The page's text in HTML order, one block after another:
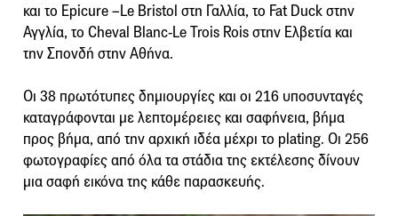
και το Epicure –Le Bristol στη Γαλλία, το Fat Duck στην
Αγγλία, το Cheval Blanc-Le Trois Rois στην Ελβετία και
την Σπονδή στην Αθήνα.
Οι 38 πρωτότυπες δημιουργίες και οι 216 υποσυνταγές
καταγράφονται με λεπτομέρειες και σαφήνεια, βήμα
προς βήμα, από την αρχική ιδέα μέχρι το plating. Οι 256
φωτογραφίες από όλα τα στάδια της εκτέλεσης δίνουν
μια σαφή εικόνα της κάθε παρασκευής.